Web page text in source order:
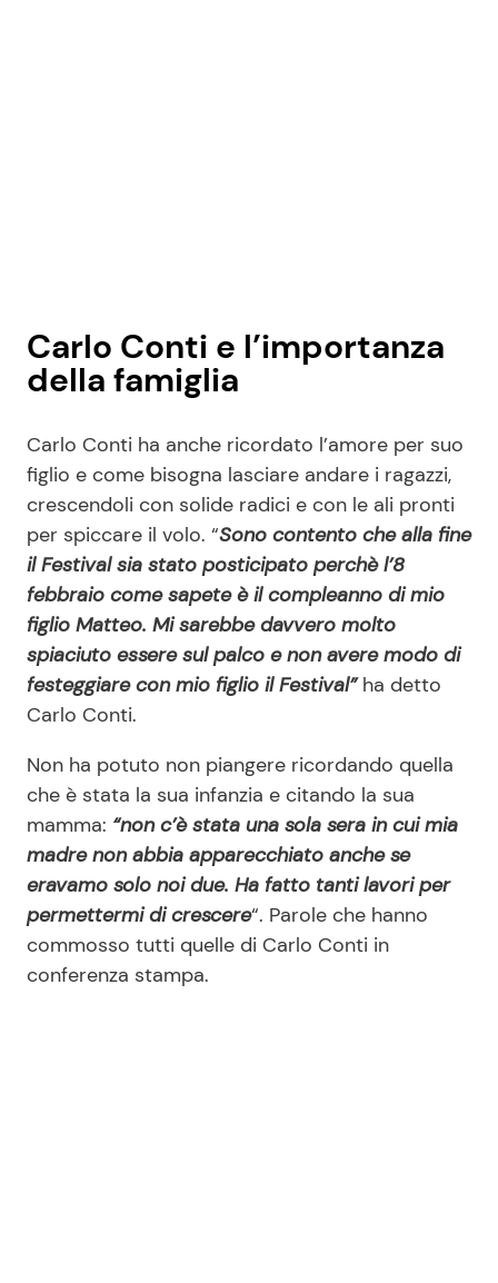
Carlo Conti e l’importanza
della famiglia
Carlo Conti ha anche ricordato l’amore per suo
figlio e come bisogna lasciare andare i ragazzi,
crescendoli con solide radici e con le ali pronti
per spiccare il volo. “Sono contento che alla fine
il Festival sia stato posticipato perchè l’8
febbraio come sapete è il compleanno di mio
figlio Matteo. Mi sarebbe davvero molto
spiaciuto essere sul palco e non avere modo di
festeggiare con mio figlio il Festival”ha detto
Carlo Conti.
Non ha potuto non piangere ricordando quella
che è stata la sua infanzia e citando la sua
mamma: “non c’è stata una sola sera in cui mia
madre non abbia apparecchiato anche se
eravamo solo noi due. Ha fatto tanti lavori per
permettermi di crescere“. Parole che hanno
commosso tutti quelle di Carlo Conti in
conferenza stampa.